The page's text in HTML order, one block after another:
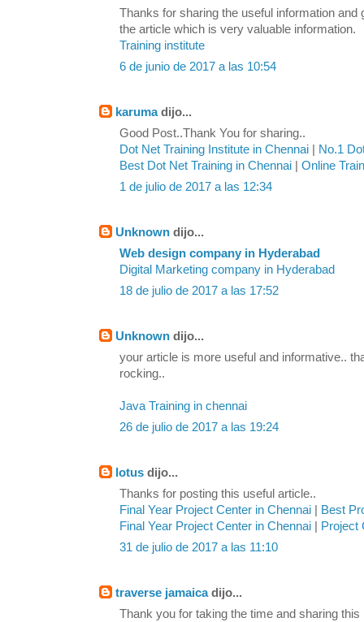
Thanks for sharing the useful information and
the article which is very valuable information.
Training institute
6 de junio de 2017 a las 10:54
karumadijo...
Good Post..Thank You for sharing..
Dot Net Training Institute in Chennai
No.1
Best Dot Net Training in Chennai
Online
1 de julio de 2017 a las 12:34
Unknown dijo...
Web design company in Hyderabad
Digital Marketing company in Hyderabad
18 de julio de 2017 a las 17:52
Unknown dijo...
your article is more useful and informative..
rocking..
Java Training in chennai
26 de julio de 2017 a las 19:24
lotus dijo...
Thanks for posting this useful article..
Final Year Project Center in Chennai
Best
Final Year Project Center in Chennai
Project
31 de julio de 2017 a las 11:10
traverse jamaicadijo...
Thank you for taking the time and sharing